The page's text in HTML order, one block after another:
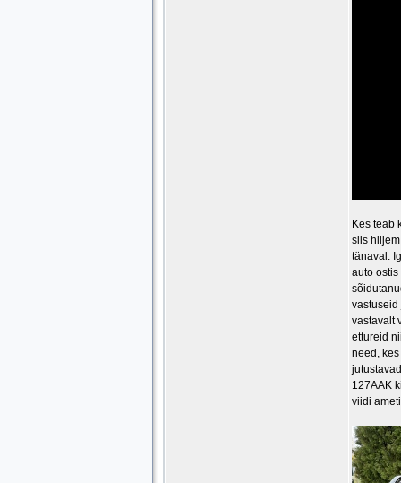
Kes teab
siis
tänaval.
auto
vastuseid
vastavalt
ettureid
need,
127AAK
viidi